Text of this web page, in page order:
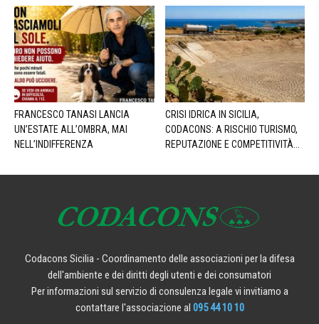
FRANCESCO TANASI LANCIA
UN’ESTATE ALL’OMBRA, MAI
NELL’INDIFFERENZA
CRISI IDRICA IN SICILIA,
CODACONS: A RISCHIO TURISMO,
REPUTAZIONE E COMPETITIVITÀ...
Codacons Sicilia - Coordinamento delle associazioni per la difesa
dell'ambiente e dei diritti degli utenti e dei consumatori
Per informazioni sul servizio di consulenza legale vi invitiamo a
contattare l'associazione al 095 44 10 10